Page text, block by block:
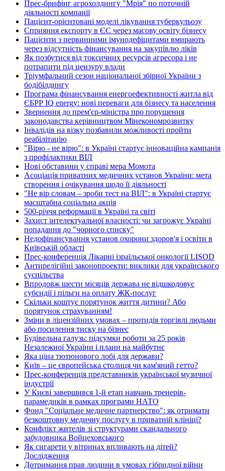
Прес-брифінг агрохолдингу "Мрія" по поточній
діяльності компанії
Пацієнт-орієнтовані моделі лікування туберкульозу
Сприяння експорту в ЄС через масову освіту бізнесу
Пацієнти з первинними імунодефіцитами вмирають
через відсутність фінансування на закупівлю ліків
Як позбутися від токсичних ресурсів агресора і не
потрапити під цензуру влади
Тріумфальний сезон національної збірної України з
бодібілдингу
Програма фінансування енергоефективності житла від
ЄБРР IQ energy: нові переваги для бізнесу та населення
Звернення до прем'єр-міністра про порушення
законодавства керівництвом Мінекономрозвитку
Інвалідів на візку позбавили можливості пройти
реабілітацію
"Вірю - не вірю": в Україні стартує інноваційна кампанія
з профілактики ВІЛ
Нові обставини у справі мера Момота
Асоціація приватних медичних установ України: мета
створення і очікування щодо її діяльності
"Не вір словам – зроби тест на ВІЛ": в Україні стартує
масштабна соціальна акція
500-річчя реформації в Україні та світі
Захист інтелектуальної власності: чи загрожує Україні
попадання до "чорного списку"
Недофінансування установ охорони здоров'я і освіти в
Київській області
Прес-конференція Лікарні ізраїльської онкології LISOD
Антирелігійні законопроекти: виклики для українського
суспільства
Впродовж шести місяців держава не відшкодовує
субсидії і пільги на оплату ЖК-послуг
Скільки коштує порятунок життя дитини? Або
порятунок страхуванням!
Зміни в ліцензійних умовах – протидія торгівлі людьми
або посилення тиску на бізнес
Будівельна галузь: підсумки роботи за 25 років
Незалежної України і плани на майбутнє
Яка ціна тютюнового лобі для держави?
Київ – це європейська столиця чи кам'яний гетто?
Прес-конференція представників української музичної
індустрії
У Києві завершився 1-й етап навчань тренерів-
парамедиків в рамках програми НАТО
Фонд "Соціальне медичне партнерство": як отримати
безкоштовну медичну послугу в приватній клініці?
Конфлікт жителів зі структурами скандального
забудовника Войцеховського
Як сигарети у вітринах впливають на дітей?
Дослідження
Дотримання прав людини в умовах гібридної війни